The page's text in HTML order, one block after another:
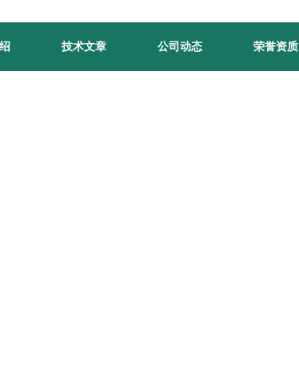
技术文章 公司动态 荣誉资质